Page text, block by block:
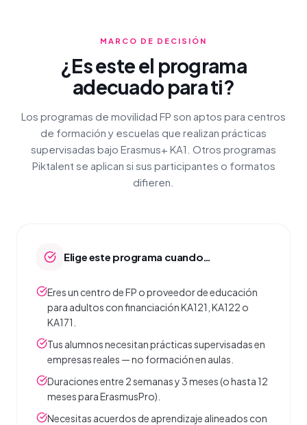
MARCO DE DECISIÓN
¿Es este el programa
adecuado para ti?
Los programas de movilidad FP son aptos para centros
de formación y escuelas que realizan prácticas
supervisadas bajo Erasmus+ KA1. Otros programas
Piktalent se aplican si sus participantes o formatos
difieren.
Elige este programa cuando…
Eres un centro de FP o proveedor de educación
para adultos con financiación KA121, KA122 o
KA171.
Tus alumnos necesitan prácticas supervisadas en
empresas reales — no formación en aulas.
Duraciones entre 2 semanas y 3 meses (o hasta 12
meses para ErasmusPro).
Necesitas acuerdos de aprendizaje alineados con